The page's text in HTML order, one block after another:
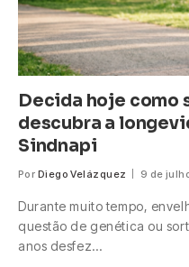
Decida hoje como
descubra a
Sindnapi
Por Diego Velázquez 9 de
Durante muito tempo,
questão de genética ou
anos desfez…